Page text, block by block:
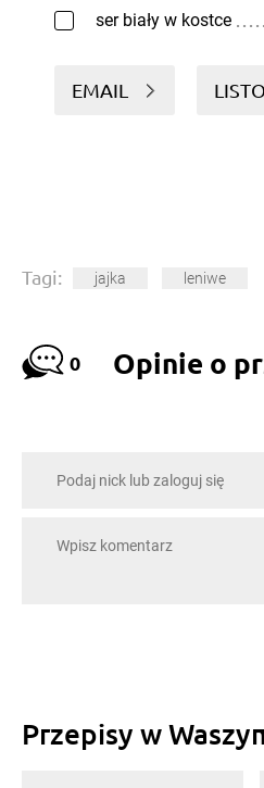
ser biały w kostce
EMAIL
Tagi: jajka leniwe
0 Opinie o
Przepisy w